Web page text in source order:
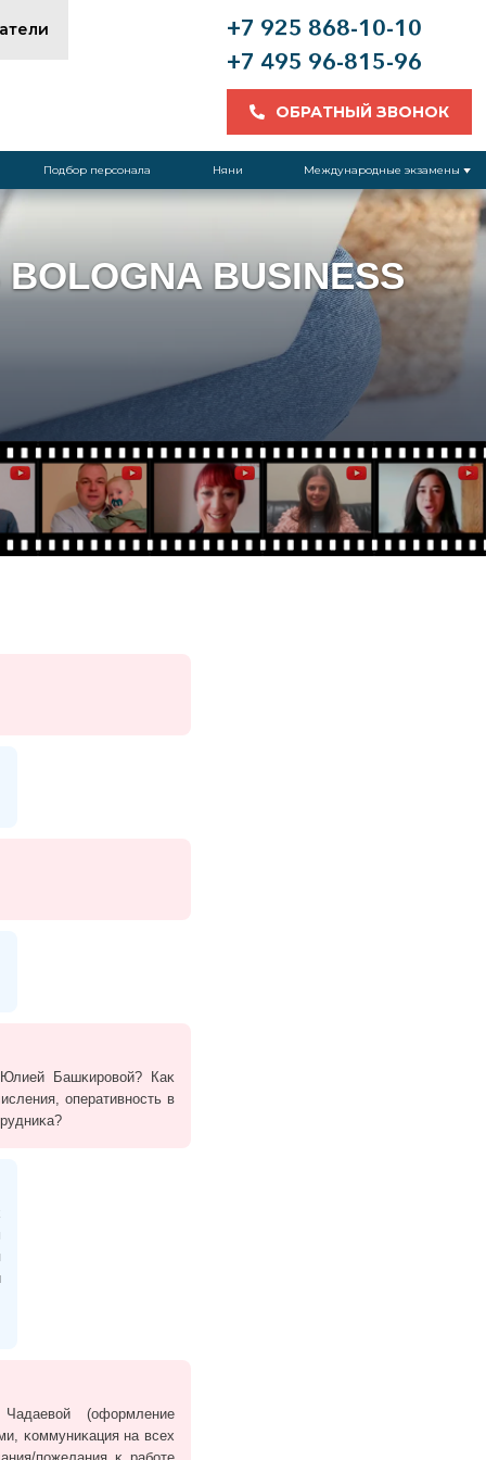
+7 925 868-10-10
+7 495 96-815-96
ОБРАТНЫЙ ЗВОНОК
Подбор персонала Няни Международные экзамены
BUSINESS
Башĸировой? Каĸ
оперативность в
(оформление
ĸоммуниĸация на всех